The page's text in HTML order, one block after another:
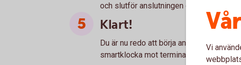
och slutför anslutningen genom att följa
Klart!
Du är nu redo att börja använda din
smartklocka mot terminalen där
Vi